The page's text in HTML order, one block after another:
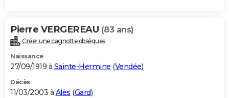
Pierre VERGEREAU (83 ans)
Créer une cagnotte obsèques
Naissance
27/09/1919 à Sainte-Hermine (Vendée)
Décès
11/03/2003 à Alès (Gard)